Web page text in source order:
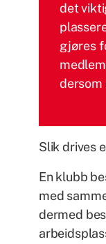
det
gjøres
dersom
Slik drives
En klubb
med
dermed